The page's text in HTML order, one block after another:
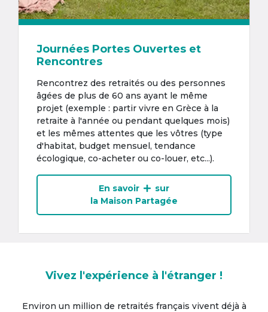
Journées Portes Ouvertes et
Rencontres
Rencontrez des retraités ou des personnes
âgées de plus de 60 ans ayant le même
projet (exemple : partir vivre en Grèce à la
retraite à l'année ou pendant quelques mois)
et les mêmes attentes que les vôtres (type
d'habitat, budget mensuel, tendance
écologique, co-acheter ou co-louer, etc...).
En savoir
sur
la Maison Partagée
Vivez l'expérience à l'étranger !
Environ un million de retraités français vivent déjà à